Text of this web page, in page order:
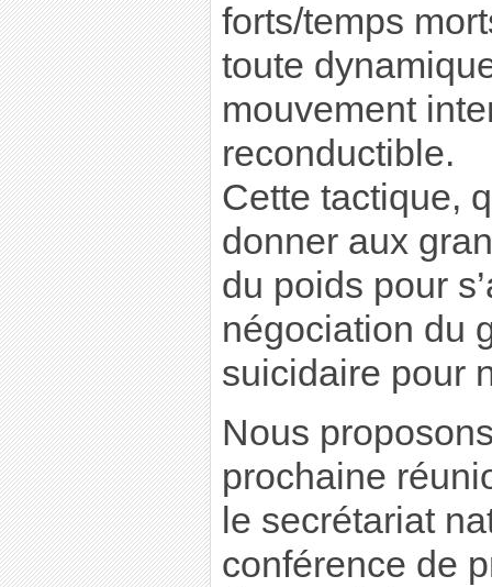
forts/temps
toute
mouvement
reconductible.
Cette tactique,
donner aux
du poids pour
négociation du
suicidaire pour
Nous
prochaine
le secrétariat
conférence de